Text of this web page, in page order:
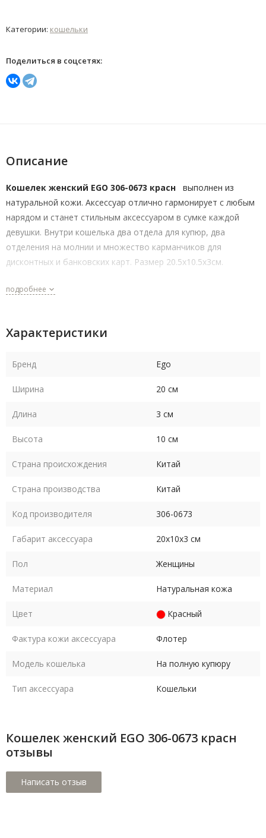
Категории: кошельки
Поделиться в соцсетях:
Описание
Кошелек женский EGO 306-0673 красн
выполнен из
натуральной кожи. Аксессуар отлично гармонирует с любым
нарядом и станет стильным аксессуаром в сумке каждой
девушки. Внутри кошелька два отдела для купюр, два
отделения на молнии и множество карманчиков для
дисконтных и банковских карт. Размер 20.5х10.5х3см.
подробнее
Характеристики
Бренд Ego
Ширина 20 см
Длина 3 см
Высота 10 см
Страна происхождения Китай
Страна производства Китай
Код производителя 306-0673
Габарит аксессуара 20х10х3 см
Пол Женщины
Материал Натуральная кожа
Цвет Красный
Фактура кожи аксессуара Флотер
Модель кошелька На полную купюру
Тип аксессуара Кошельки
Кошелек женский EGO 306-0673 красн
отзывы